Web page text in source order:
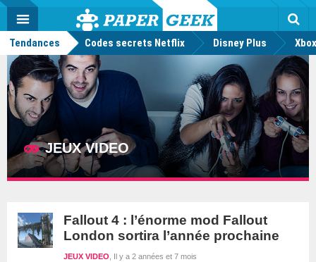
Actu
geek
MENU
Tendances Codes secrets Netflix Disney Plus
JEUX VIDEO
Fallout 4 : l’énorme mod Fallout
London sortira l’année prochaine
Il y a 2 années et 7 mois
JEUX VIDEO
Mode
FacebookTwitter Youtube